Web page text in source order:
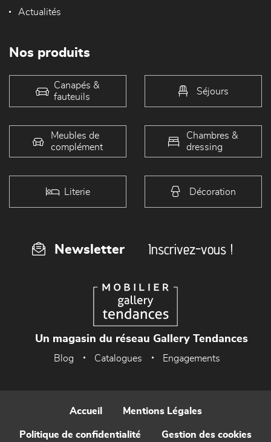
Actualités
Nos produits
Canapés &
fauteuils
Séjours
Meubles de
complément
Chambres &
dressing
Literie Décoration
Newsletter Inscrivez-vous !
Un magasin du réseau Gallery Tendances
Blog Catalogues Engagements
Accueil Mentions Légales
Politique de confidentialité Gestion des cookies